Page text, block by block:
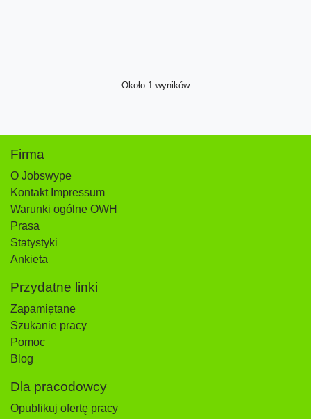
Około 1 wyników
Firma
O Jobswype
Kontakt Impressum
Warunki ogólne OWH
Prasa
Statystyki
Ankieta
Przydatne linki
Zapamiętane
Szukanie pracy
Pomoc
Blog
Dla pracodowcy
Opublikuj ofertę pracy